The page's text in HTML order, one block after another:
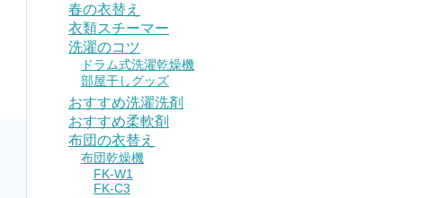
春の衣替え
衣類スチーマー
洗濯のコツ
ドラム式洗濯乾燥機
部屋干しグッズ
おすすめ洗濯洗剤
おすすめ柔軟剤
布団の衣替え
布団乾燥機
FK-W1
FK-C3